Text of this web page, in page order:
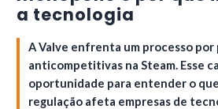
a tecnologia
A Valve enfrenta um processo por
anticompetitivas na Steam. Esse
oportunidade para entender o
regulação afeta empresas de